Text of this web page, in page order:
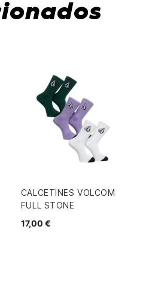
CALCETINES VOLCOM
FULL STONE
17,00 €